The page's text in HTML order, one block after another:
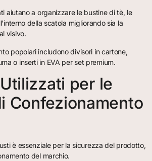
aiutano a organizzare le bustine di tè, le
della scatola migliorando sia la
visivo.
popolari includono divisori in cartone,
o inserti in EVA per set premium.
per le
Confezionamento
è essenziale per la sicurezza del prodotto,
del marchio.